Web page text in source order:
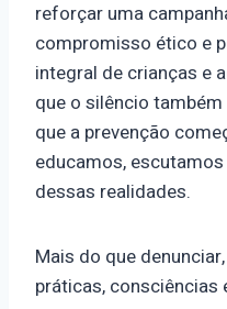
reforçar uma
compromisso ético e
integral de crianças e
que o silêncio
que a prevenção
educamos,
dessas realidades.
Mais do que
práticas, consciências